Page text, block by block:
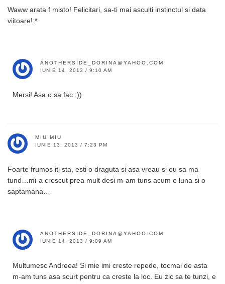
Waww arata f misto! Felicitari, sa-ti mai asculti instinctul si data
viitoare!:*
ANOTHERSIDE_DORINA@YAHOO.COM
IUNIE 14, 2013 / 9:10 AM
Mersi! Asa o sa fac :))
MIU MIU
IUNIE 13, 2013 / 7:23 PM
Foarte frumos iti sta, esti o draguta si asa vreau si eu sa ma
tund…mi-a crescut prea mult desi m-am tuns acum o luna si o
saptamana…
ANOTHERSIDE_DORINA@YAHOO.COM
IUNIE 14, 2013 / 9:09 AM
Multumesc Andreea! Si mie imi creste repede, tocmai de asta
m-am tuns asa scurt pentru ca creste la loc. Eu zic sa te tunzi, e